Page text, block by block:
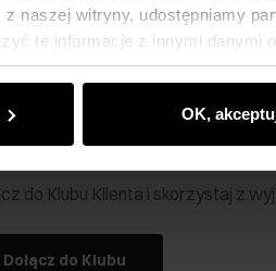
naszej witryny, udostępniamy
te informacje z innymi danymi
OK,
Klienta Ochnik
do Klubu Klienta i skorzystaj z
Dołącz do Klubu